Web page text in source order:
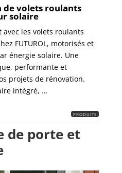
volets roulants
solaire
les volets roulants
FUTUROL, motorisés et
énergie solaire. Une
performante et
projets de rénovation.
intégré, …
PRODUITS
de porte et